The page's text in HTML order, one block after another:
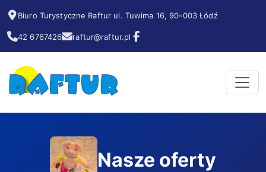
Biuro Turystyczne Raftur ul. Tuwima 16, 90-003 Łódź
42 6767426 raftur@raftur.pl
Nasze oferty